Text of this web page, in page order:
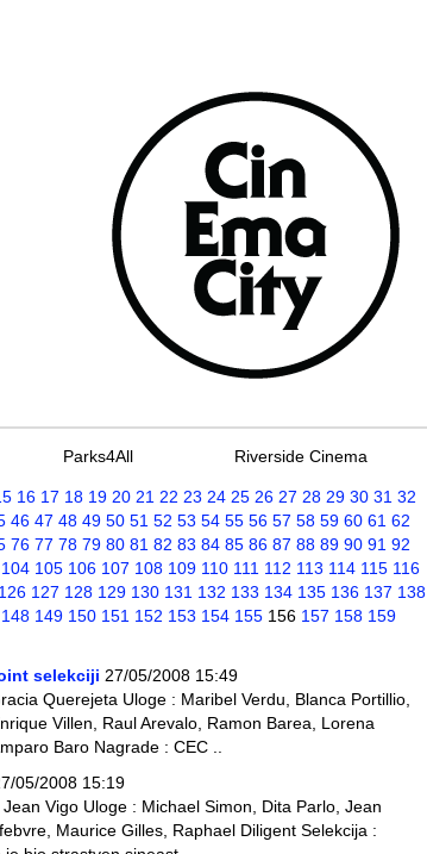
Parks4All Riverside Cinema
16 17 18 19 20 21 22 23 24 25 26 27 28 29 30 31 32
46 47 48 49 50 51 52 53 54 55 56 57 58 59 60 61 62
76 77 78 79 80 81 82 83 84 85 86 87 88 89 90 91 92
104 105 106 107 108 109 110 111 112 113 114 115 116
126 127 128 129 130 131 132 133 134 135 136 137 138
148 149 150 151 152 153 154 155 156 157 158 159
selekciji 27/05/2008 15:49
Querejeta Uloge : Maribel Verdu, Blanca Portillio,
Villen, Raul Arevalo, Ramon Barea, Lorena
Baro Nagrade : CEC ..
05/2008 15:19
Vigo Uloge : Michael Simon, Dita Parlo, Jean
Maurice Gilles, Raphael Diligent Selekcija :